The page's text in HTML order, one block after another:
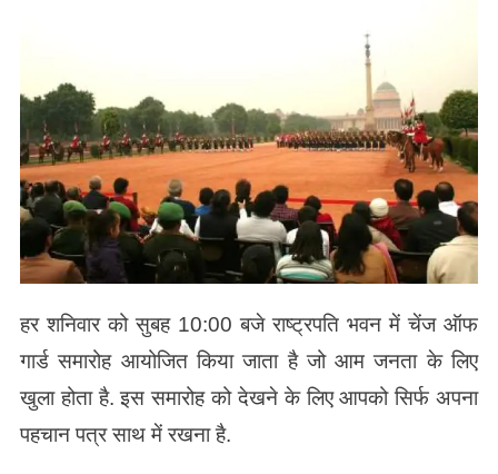
हर शनिवार को सुबह 10:00 बजे राष्ट्रपति भवन में चेंज ऑफ
गार्ड समारोह आयोजित किया जाता है जो आम जनता के लिए
खुला होता है. इस समारोह को देखने के लिए आपको सिर्फ अपना
पहचान पत्र साथ में रखना है.